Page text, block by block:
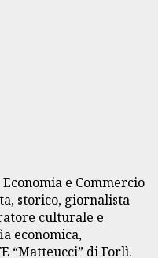
e Commercio
storico, giornalista
culturale e
economica,
“Matteucci” di Forlì.